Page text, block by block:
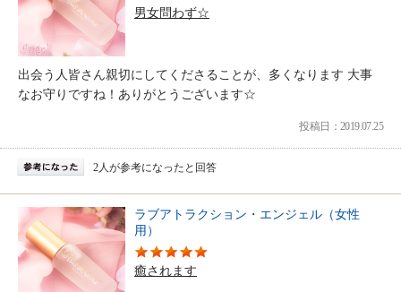
男女問わず☆
出会う人皆さん親切にしてくださることが、多くなります 大事
なお守りですね！ありがとうございます☆
投稿日：2019.07.25
2人が参考になったと回答
ラブアトラクション・エンジェル（女性
用）
癒されます